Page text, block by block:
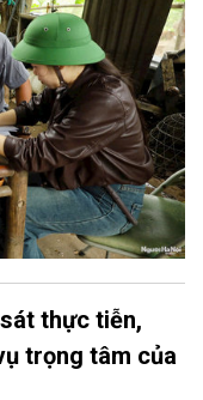
thực tiễn,
trọng tâm của